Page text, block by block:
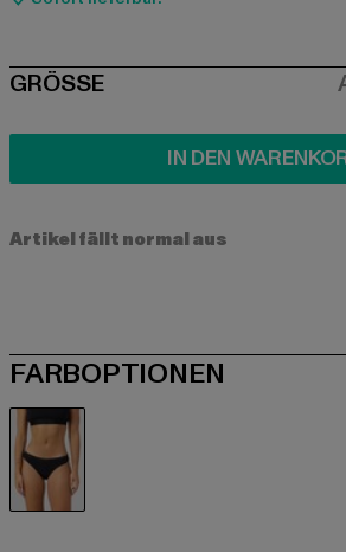
SIZE
GRÖSSE
IN DEN
Artikel fällt normal aus
FARBOPTIONEN